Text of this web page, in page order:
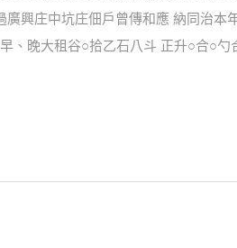
興庄中坑庄佃戶曾傳和應 納同治本
、晚大租谷○拾乙石八斗 正升○合○勺